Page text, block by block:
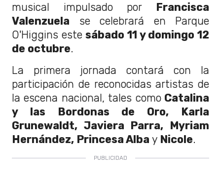
musical impulsado por Francisca
Valenzuela se celebrará en Parque
O'Higgins estesábado 11 y domingo 12
de octubre.
La primera jornada contará con la
participación de reconocidas artistas de
la escena nacional, tales comoCatalina
y las Bordonas de Oro, Karla
Grunewaldt, Javiera Parra, Myriam
Hernández, Princesa Alba y Nicole.